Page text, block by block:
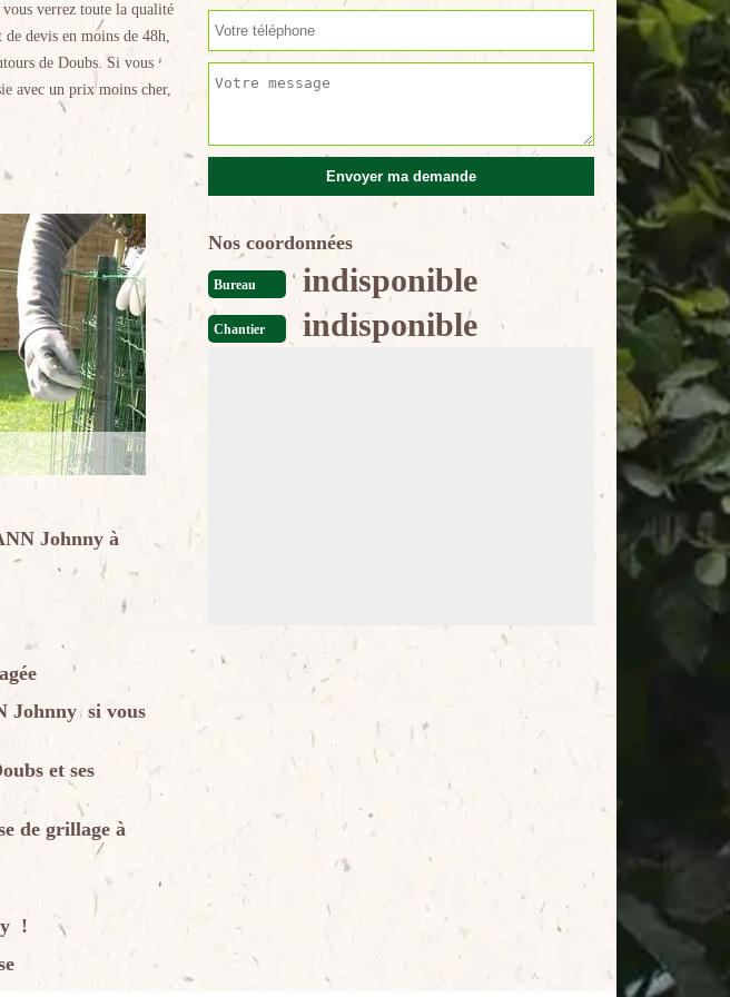
vous verrez toute la qualité
de devis en moins de 48h,
de Doubs. Si vous
avec un prix moins cher,
Johnny à
Johnny si vous
et ses
de grillage à
!
Nos coordonnées
Bureau indisponible
Chantier indisponible